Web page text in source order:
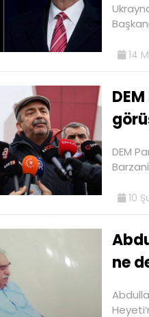
14
DEM
10
ne